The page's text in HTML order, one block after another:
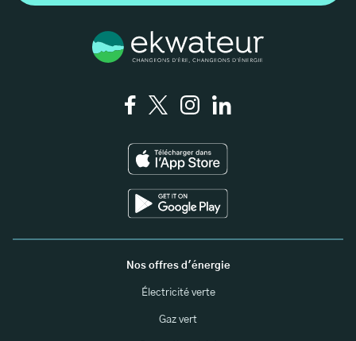
Nos offres d'énergie
Électricité verte
Gaz vert